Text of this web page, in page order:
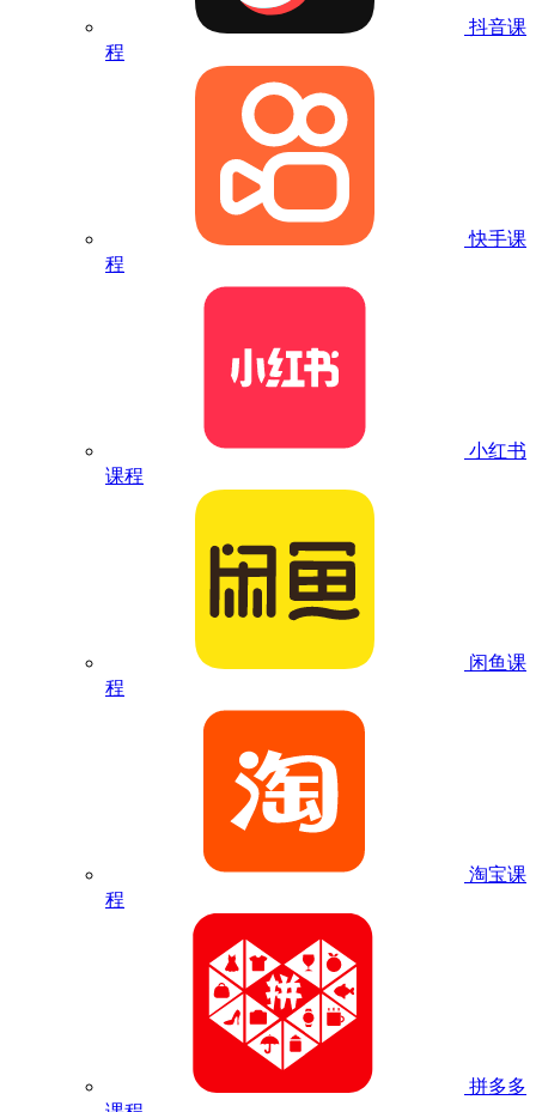
抖音课
程
快手课
程
小红书
课程
闲鱼课
程
淘宝课
程
拼多多